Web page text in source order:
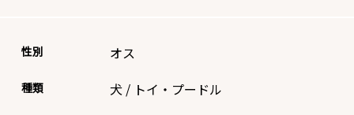
性別 オス
種類 犬 / トイ・プードル